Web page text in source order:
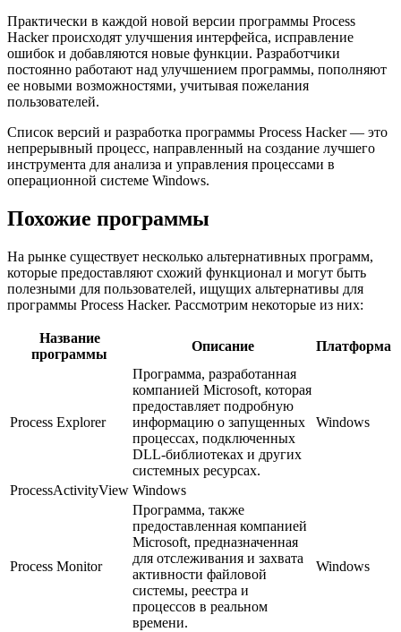
Практически в каждой новой версии программы Process
Hacker происходят улучшения интерфейса, исправление
ошибок и добавляются новые функции. Разработчики
постоянно работают над улучшением программы, пополняют
ее новыми возможностями, учитывая пожелания
пользователей.
Список версий и разработка программы Process Hacker — это
непрерывный процесс, направленный на создание лучшего
инструмента для анализа и управления процессами в
операционной системе Windows.
Похожие программы
На рынке существует несколько альтернативных программ,
которые предоставляют схожий функционал и могут быть
полезными для пользователей, ищущих альтернативы для
программы Process Hacker. Рассмотрим некоторые из них:
Название
программы
Описание Платформа
Process Explorer
Программа, разработанная
компанией Microsoft, которая
предоставляет подробную
информацию о запущенных
процессах, подключенных
DLL-библиотеках и других
системных ресурсах.
Windows
ProcessActivityView Windows
Process Monitor
Программа, также
предоставленная компанией
Microsoft, предназначенная
для отслеживания и захвата
активности файловой
системы, реестра и
процессов в реальном
времени.
Windows